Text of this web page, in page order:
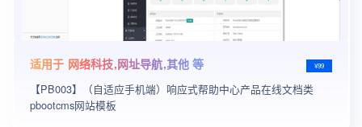
适用于 网络科技,网址导航,其他 等
【PB003】（自适应手机端）响应式帮助中心产品在线文档类
pbootcms网站模板
¥99